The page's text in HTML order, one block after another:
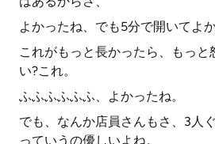
よかったね、でも5分で開いてよ
これがもっと長かったら、もっと
い?これ。
ふふふふふふ、よかったね。
でも、なんか店員さんもさ、3人
っていうの優しいよね。